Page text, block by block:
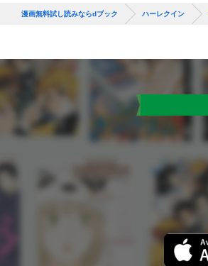
漫画無料試し読みならdブック ハーレクイン